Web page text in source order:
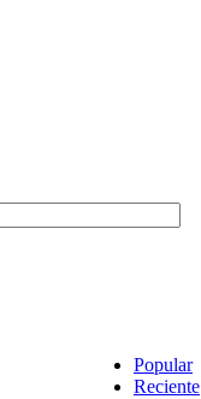
Popular
Reciente